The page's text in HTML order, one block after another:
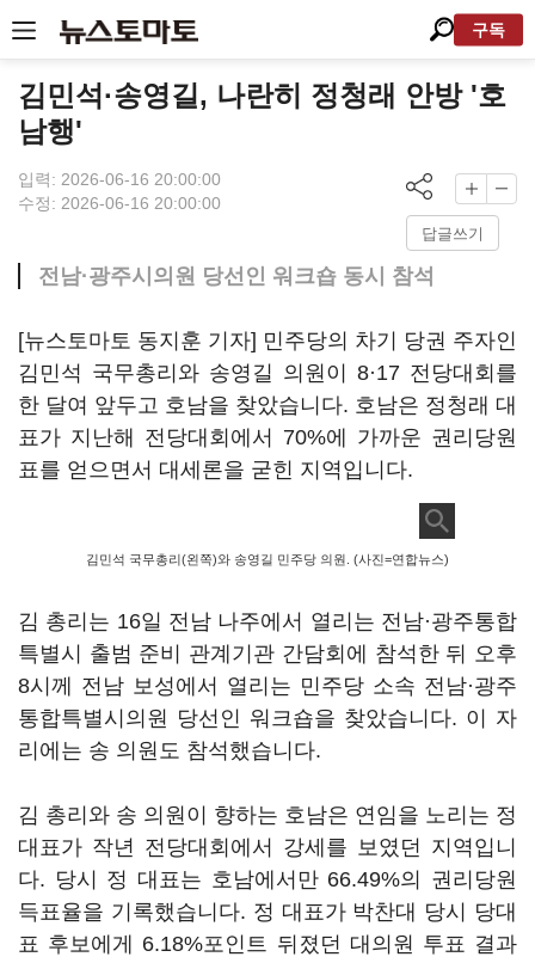
구독
김민석·송영길, 나란히 정청래 안방 '호
남행'
입력: 2026-06-16 20:00:00
수정: 2026-06-16 20:00:00
답글쓰기
전남·광주시의원 당선인 워크숍 동시 참석
[뉴스토마토 동지훈 기자] 민주당의 차기 당권 주자인
김민석 국무총리와 송영길 의원이 8·17 전당대회를
한 달여 앞두고 호남을 찾았습니다. 호남은 정청래 대
표가 지난해 전당대회에서 70%에 가까운 권리당원
표를 얻으면서 대세론을 굳힌 지역입니다.
김민석 국무총리(왼쪽)와 송영길 민주당 의원. (사진=연합뉴스)
김 총리는 16일 전남 나주에서 열리는 전남·광주통합
특별시 출범 준비 관계기관 간담회에 참석한 뒤 오후
8시께 전남 보성에서 열리는 민주당 소속 전남·광주
통합특별시의원 당선인 워크숍을 찾았습니다. 이 자
리에는 송 의원도 참석했습니다.
김 총리와 송 의원이 향하는 호남은 연임을 노리는 정
대표가 작년 전당대회에서 강세를 보였던 지역입니
다. 당시 정 대표는 호남에서만 66.49%의 권리당원
득표율을 기록했습니다. 정 대표가 박찬대 당시 당대
표 후보에게 6.18%포인트 뒤졌던 대의원 투표 결과